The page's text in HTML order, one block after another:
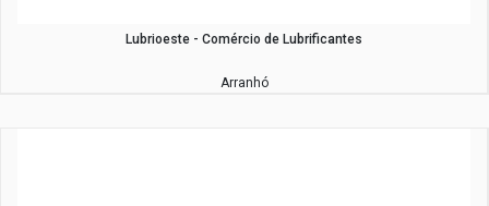
Lubrioeste - Comércio de Lubrificantes
Arranhó